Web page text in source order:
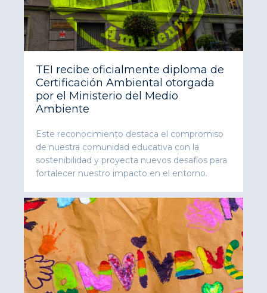
TEI recibe oficialmente diploma de
Certificación Ambiental otorgada
por el Ministerio del Medio
Ambiente
Este reconocimiento destaca el compromiso
de nuestra comunidad educativa con la
sostenibilidad y proyecta nuevos desafíos para
fortalecer nuestro impacto en el entorno.